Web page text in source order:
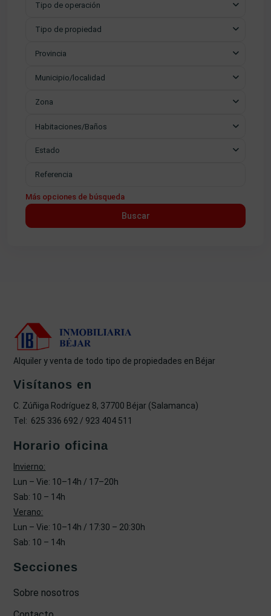
Tipo de operación
Tipo de propiedad
Provincia
Municipio/localidad
Zona
Habitaciones/Baños
Estado
Más opciones de búsqueda
Buscar
Alquiler y venta de todo tipo de propiedades en Béjar
Visítanos en
C. Zúñiga Rodríguez 8, 37700 Béjar (Salamanca)
Tel: 625 336 692 / 923 404 511
Horario oficina
Invierno:
Lun – Vie: 10–14h / 17–20h
Sab: 10 – 14h
Verano:
Lun – Vie: 10–14h / 17:30 – 20:30h
Sab: 10 – 14h
Secciones
Sobre nosotros